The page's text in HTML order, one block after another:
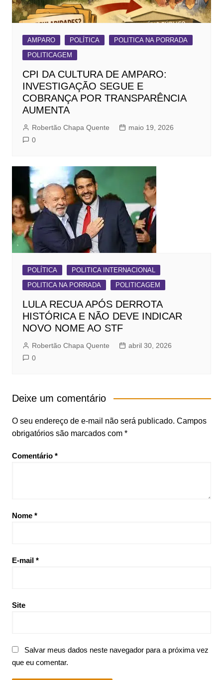
AMPARO POLÍTICA
POLITICA NA PORRADA
POLITICAGEM
CPI DA CULTURA DE AMPARO:
INVESTIGAÇÃO SEGUE E
COBRANÇA POR TRANSPARÊNCIA
AUMENTA
Robertão Chapa Quente
maio 19, 2026
0
POLÍTICA
POLITICA INTERNACIONAL
POLITICA NA PORRADA
POLITICAGEM
LULA RECUA APÓS DERROTA
HISTÓRICA E NÃO DEVE INDICAR
NOVO NOME AO STF
Robertão Chapa Quente
abril 30, 2026
0
Deixe um comentário
O seu endereço de e-mail não será publicado. Campos
obrigatórios são marcados com *
Comentário *
Nome *
E-mail *
Site
Salvar meus dados neste navegador para a próxima vez
que eu comentar.